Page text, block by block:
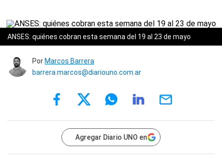
ANSES: quiénes cobran esta semana del 19 al 23 de mayo
Por Marcos Barrera
barrera.marcos@diariouno.com.ar
Agregar Diario UNO en